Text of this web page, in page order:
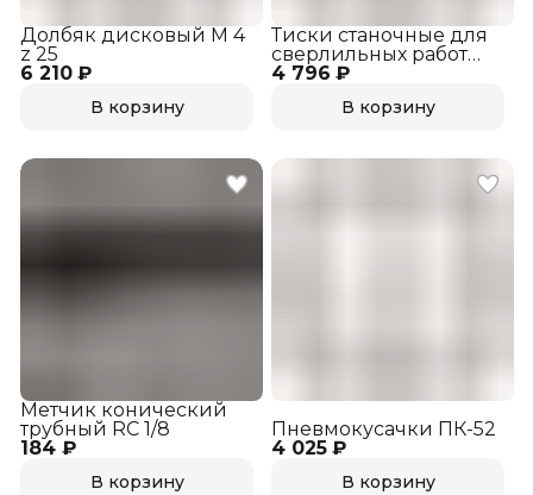
6 210 ₽
Долбяк дисковый М 4
z 25
В корзину
4 796 ₽
Тиски станочные для
сверлильных работ
120мм
В корзину
184 ₽
Метчик конический
трубный RC 1/8
В корзину
4 025 ₽
Пневмокусачки ПК-52
В корзину